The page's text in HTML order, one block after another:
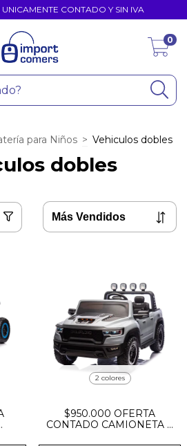
CONTADO Y SIN IVA
0
para Niños > Vehiculos dobles
dobles
2 colores
$950.000 OFERTA
CONTADO CAMIONETA A